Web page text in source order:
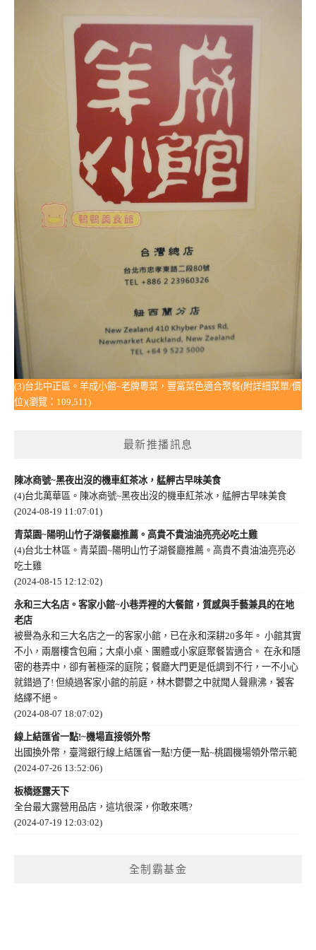
(3)台北中正區。羊成小館~老牌粵菜，豐富菜色適合聚餐(附詳細菜單/價
位)(瀏覽：109,511)
最新推播訊息
陳冰商號~黑夜出沒的機車紅茶冰，艋舺古早味美食
(4)台北萬華區。陳冰商號~黑夜出沒的機車紅茶冰，艋舺古早味美食
(2024-08-19 11:07:01)
青菜園~陽明山竹子湖餐廳推薦。高貴不貴油油亮亮必吃土雞
(4)台北士林區。青菜園~陽明山竹子湖餐廳推薦。高貴不貴油油亮亮必
吃土雞
(2024-08-15 12:12:02)
永和三大名店。客家小館~小巷弄裡的大餐館，質感與手藝兼具的在地
老店
被譽為永和三大名店之一的客家小館，已在永和深耕20多年。 小館其實
不小，兩層樓含包廂；大桌小桌、團體或小家庭聚餐皆適合。 在永和隱
密的巷弄中，卻有著極深的庭院；餐廳大門更是低調到不行，一不小心
就錯過了! 但繞過客家小館的前庭，林木鬱鬱之中就聞人聲鼎沸，饕客
絡繹不絕。
(2024-08-07 18:07:02)
線上結匯省一點!~機場直接領外幣
出國換外幣，臺灣銀行線上結匯省一點!方便一點~桃園機場領外幣示範
(2024-07-26 13:52:06)
板橋逐露天下
全台最大露營用品店，這坑很深，你敢來嗎?
(2024-07-19 12:03:02)
全制霸基金